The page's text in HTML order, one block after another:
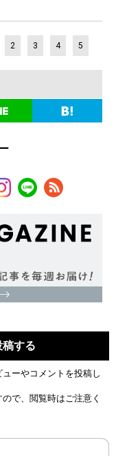
2 3 4 5
する
ーやコメントを投稿し
で、閲覧時はご注意く